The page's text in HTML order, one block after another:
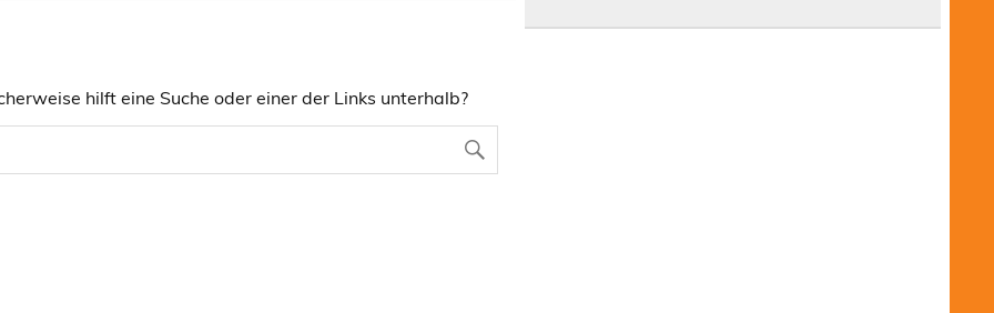
hilft eine Suche oder einer der Links unterhalb?